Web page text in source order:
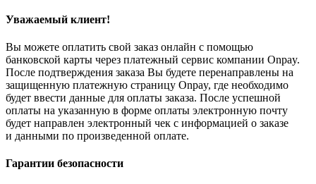
Уважаемый клиент!
Вы можете оплатить свой заказ онлайн с помощью
банковской карты через платежный сервис компании Onpay.
После подтверждения заказа Вы будете перенаправлены на
защищенную платежную страницу Onpay, где необходимо
будет ввести данные для оплаты заказа. После успешной
оплаты на указанную в форме оплаты электронную почту
будет направлен электронный чек с информацией о заказе
и данными по произведенной оплате.
Гарантии безопасности